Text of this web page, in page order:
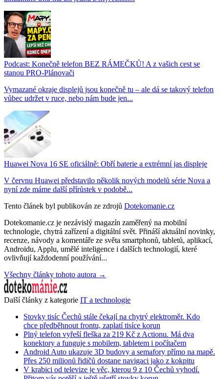
Podcast: Konečně telefon BEZ RÁMEČKŮ! A z vašich cest se
stanou PRO-Plánovači
Vymazané okraje displejů jsou konečně tu – ale dá se takový telefon
vůbec udržet v ruce, nebo nám bude jen...
Huawei Nova 16 SE oficiálně: Obří baterie a extrémní jas displeje
V červnu Huawei představilo několik nových modelů série Nova a
nyní zde máme další přírůstek v podobě...
Tento článek byl publikován ze zdrojů Dotekomanie.cz
Dotekomanie.cz je nezávislý magazín zaměřený na mobilní
technologie, chytrá zařízení a digitální svět. Přináší aktuální novinky,
recenze, návody a komentáře ze světa smartphonů, tabletů, aplikací,
Androidu, Applu, umělé inteligence i dalších technologií, které
ovlivňují každodenní používání...
Všechny články tohoto autora →
Další články z kategorie IT a technologie
Stovky tisíc Čechů stále čekají na chytrý elektroměr. Kdo
chce předběhnout frontu, zaplatí tisíce korun
Plný telefon vyřeší fleška za 219 Kč z Actionu. Má dva
konektory a funguje s mobilem, tabletem i počítačem
Android Auto ukazuje 3D budovy a semafory přímo na mapě.
Přes 250 milionů řidičů dostane navigaci jako z kokpitu
V krabici od televize je věc, kterou 9 z 10 Čechů vyhodí.